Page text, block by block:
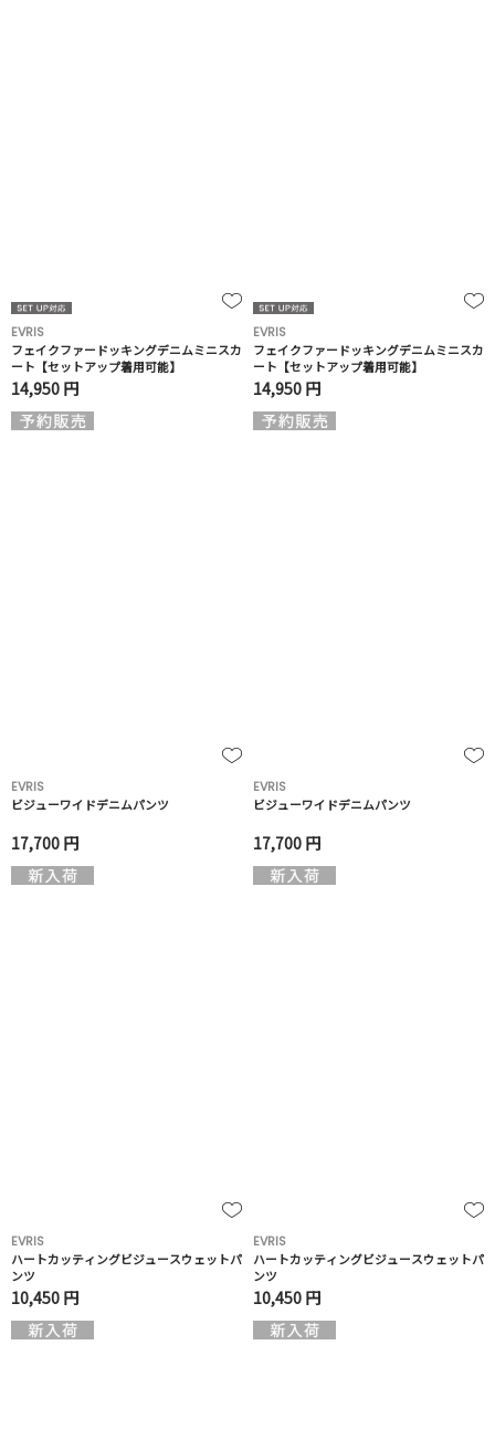
EVRIS
フェイクファードッキングデニムミニスカ
ート【セットアップ着用可能】
14,950 円
EVRIS
フェイクファードッキングデニムミニスカ
ート【セットアップ着用可能】
14,950 円
EVRIS
ビジューワイドデニムパンツ
17,700 円
EVRIS
ビジューワイドデニムパンツ
17,700 円
EVRIS
ハートカッティングビジュースウェットパ
ンツ
10,450 円
EVRIS
ハートカッティングビジュースウェットパ
ンツ
10,450 円